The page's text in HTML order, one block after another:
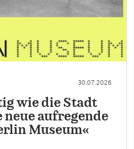
30.07.2026
wie die Stadt
neue aufregende
Museum«